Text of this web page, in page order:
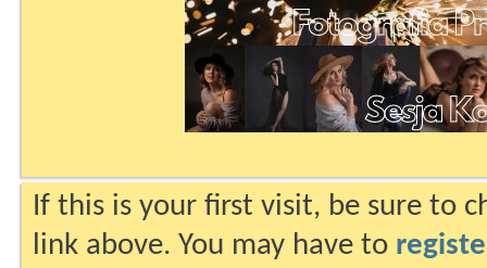
If this is your first visit, be sure to
link above. You may have to